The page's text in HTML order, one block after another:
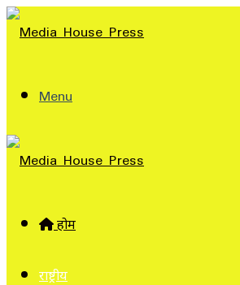
Menu
होम
राष्ट्रीय